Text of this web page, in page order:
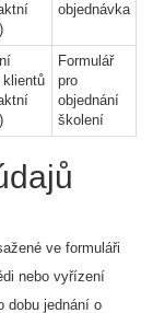
objednávka
klientů
Formulář
pro
objednání
školení
ve formuláři
nebo vyřízení
dobu jednání o